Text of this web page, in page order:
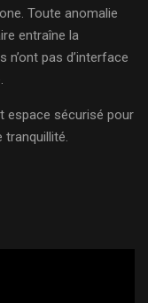
Toute anomalie
entraîne la
pas d’interface
espace sécurisé pour